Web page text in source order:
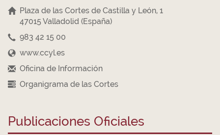
Plaza de las Cortes de Castilla y León, 1
47015 Valladolid (España)
983 42 15 00
www.ccyl.es
Oficina de Información
Organigrama de las Cortes
Publicaciones Oficiales